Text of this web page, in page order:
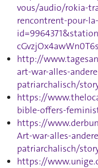
vous/audio/rokia-
rencontrent-pour-
http://
art-war-alles-
patriarchalisch/
https://
bible-offers-
https://
Art-war-alles-
patriarchalisch/
https://